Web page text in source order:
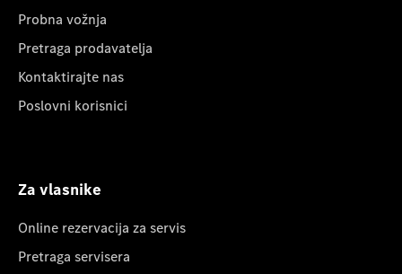
Probna vožnja
Pretraga prodavatelja
Kontaktirajte nas
Poslovni korisnici
Za vlasnike
Online rezervacija za servis
Pretraga servisera